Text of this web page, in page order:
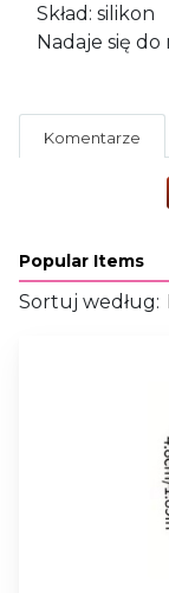
Skład: silikon
Nadaje się
Komentarze
Popular Items
Sortuj według: